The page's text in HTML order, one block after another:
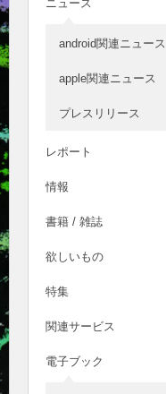
ニュース
android関連ニュース
apple関連ニュース
プレスリリース
レポート
情報
書籍 / 雑誌
欲しいもの
特集
関連サービス
電子ブック